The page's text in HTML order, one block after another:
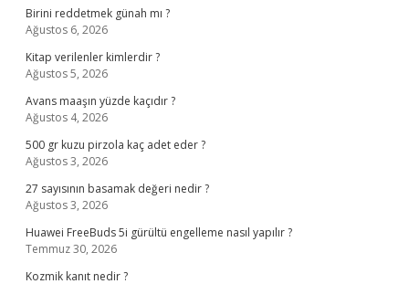
Birini reddetmek günah mı ?
Ağustos 6, 2026
Kitap verilenler kimlerdir ?
Ağustos 5, 2026
Avans maaşın yüzde kaçıdır ?
Ağustos 4, 2026
500 gr kuzu pirzola kaç adet eder ?
Ağustos 3, 2026
27 sayısının basamak değeri nedir ?
Ağustos 3, 2026
Huawei FreeBuds 5i gürültü engelleme nasıl yapılır ?
Temmuz 30, 2026
Kozmik kanıt nedir ?